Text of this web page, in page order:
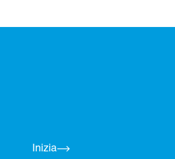
Inizia